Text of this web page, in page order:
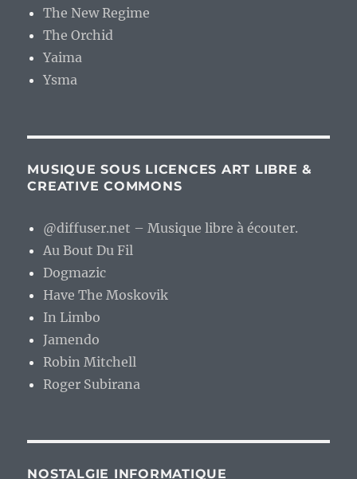
The New Regime
The Orchid
Yaima
Ysma
MUSIQUE SOUS LICENCES ART LIBRE &
CREATIVE COMMONS
@diffuser.net – Musique libre à écouter.
Au Bout Du Fil
Dogmazic
Have The Moskovik
In Limbo
Jamendo
Robin Mitchell
Roger Subirana
NOSTALGIE INFORMATIQUE